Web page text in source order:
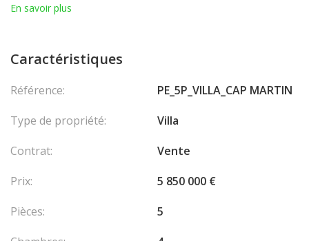
ouvertures, d’une cuisine indépendante équipée, d’une suite
parentale et d’un bureau.
offrent un cadre idéal pour les repas en plein air ou la relaxation.
s’ouvrent sur une terrasse avec vue sur la Méditerranée.
pièces. Un garage fermé et un espace extérieur permettent de
Les honoraires sont à la charge du vendeur.
En savoir plus
Caractéristiques
Référence:
PE_5P_VILLA_CAP MARTIN
Type de propriété:
Villa
Contrat:
Vente
Prix:
5 850 000 €
Pièces:
5